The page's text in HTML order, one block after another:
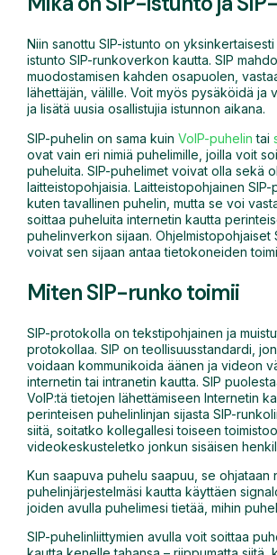
Niin sanottu SIP-istunto on
istunto SIP-runkoverkon kautta. SIP
muodostamisen kahden osapuolen,
lähettäjän, välille. Voit myös pysäköidä ja
ja lisätä uusia osallistujia istunnon aikana.
SIP-puhelin on sama kuin VoIP-puhelin tai
ovat vain eri nimiä puhelimille, joilla voit
puheluita. SIP-puhelimet voivat olla sekä
laitteistopohjaisia. Laitteistopohjainen SIP-
kuten tavallinen puhelin, mutta se voi
soittaa puheluita internetin kautta
puhelinverkon sijaan. Ohjelmistopohjaiset
voivat sen sijaan antaa tietokoneiden
Miten SIP-runko toimii
SIP-protokolla on tekstipohjainen ja
protokollaa. SIP on teollisuusstandardi,
voidaan kommunikoida äänen ja videon
internetin tai intranetin kautta. SIP
VoIP:tä tietojen lähettämiseen Internetin
perinteisen puhelinlinjan sijasta SIP-
siitä, soitatko kollegallesi toiseen
videokeskusteletko jonkun sisäisen
Kun saapuva puhelu saapuu, se ohjataan
puhelinjärjestelmäsi kautta käyttäen
joiden avulla puhelimesi tietää, mihin
SIP-puhelinliittymien avulla voit soittaa